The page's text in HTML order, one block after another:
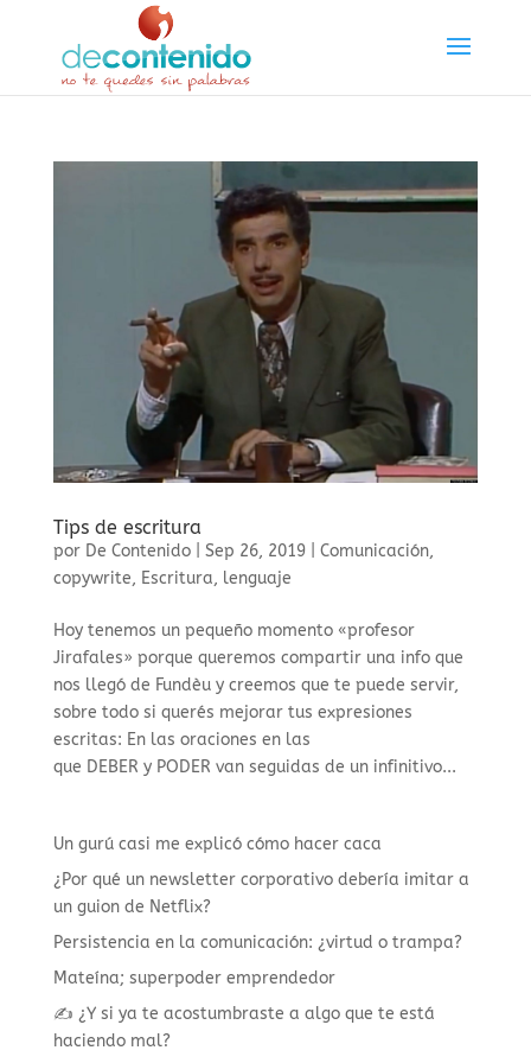
Tips de escritura
por De Contenido| Sep 26, 2019| Comunicación,
copywrite, Escritura, lenguaje
Hoy tenemos un pequeño momento «profesor
Jirafales» porque queremos compartir una info que
nos llegó de Fundèu y creemos que te puede servir,
sobre todo si querés mejorar tus expresiones
escritas: En las oraciones en las
que DEBER y PODER van seguidas de un infinitivo...
Un gurú casi me explicó cómo hacer caca
¿Por qué un newsletter corporativo debería imitar a
un guion de Netflix?
Persistencia en la comunicación: ¿virtud o trampa?
Mateína; superpoder emprendedor
✍️ ¿Y si ya te acostumbraste a algo que te está
haciendo mal?